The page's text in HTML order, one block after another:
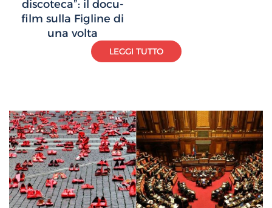
discoteca”: il docu-
film sulla Figline di
una volta
LEGGI TUTTO